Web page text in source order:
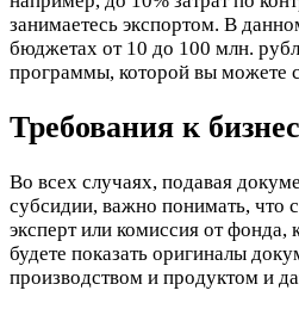
занимаетесь экспортом. В
бюджетах от 10 до 100 млн.
программы, которой вы можете
Требования к
Во всех случаях, подавая
субсидии, важно понимать, что
эксперт или комиссия от
будете показать оригиналы
производством и продуктом и